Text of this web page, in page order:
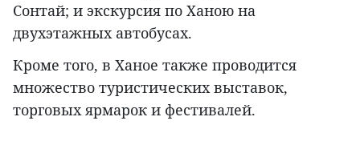
Сонтай; и экскурсия по Ханою на
двухэтажных автобусах.
Кроме того, в Ханое также проводится
множество туристических выставок,
торговых ярмарок и фестивалей.